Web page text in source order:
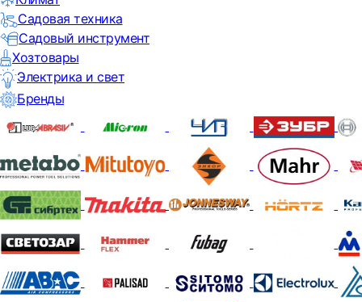
Садовая техника
Садовый инструмент
Хозтовары
Электрика и свет
Бренды